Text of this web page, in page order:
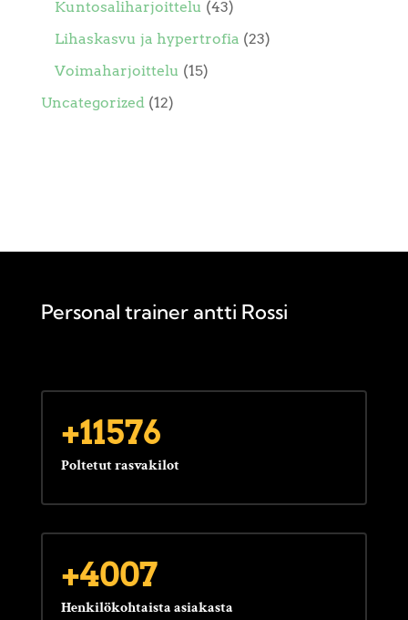
Kuntosaliharjoittelu (43)
Lihaskasvu ja hypertrofia (23)
Voimaharjoittelu (15)
Uncategorized(12)
Personal trainer antti Rossi
+11576
Poltetut rasvakilot
+4007
Henkilökohtaista asiakasta